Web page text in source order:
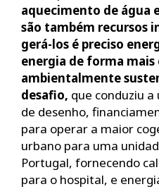
aquecimento de água
são também recursos
gerá-los é preciso
energia de forma
ambientalmente
desafio, que conduziu
de desenho,
para operar a maior
urbano para uma
Portugal, fornecendo
para o hospital, e